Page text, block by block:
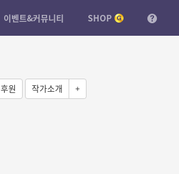
이벤트&커뮤니티 SHOP
후원 작가소개 +